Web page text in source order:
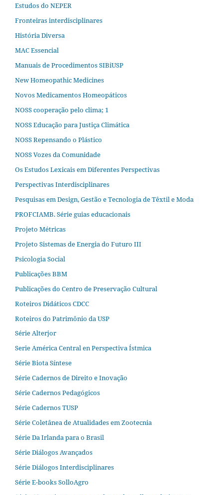
Estudos do NEPER
Fronteiras interdisciplinares
História Diversa
MAC Essencial
Manuais de Procedimentos SIBiUSP
New Homeopathic Medicines
Novos Medicamentos Homeopáticos
NOSS cooperação pelo clima; 1
NOSS Educação para Justiça Climática
NOSS Repensando o Plástico
NOSS Vozes da Comunidade
Os Estudos Lexicais em Diferentes Perspectivas
Perspectivas Interdisciplinares
Pesquisas em Design, Gestão e Tecnologia de Têxtil e Moda
PROFCIAMB. Série guias educacionais
Projeto Métricas
Projeto Sistemas de Energia do Futuro III
Psicologia Social
Publicações BBM
Publicações do Centro de Preservação Cultural
Roteiros Didáticos CDCC
Roteiros do Patrimônio da USP
Série Alterjor
Serie América Central en Perspectiva Ístmica
Série Biota Síntese
Série Cadernos de Direito e Inovação
Série Cadernos Pedagógicos
Série Cadernos TUSP
Série Coletânea de Atualidades em Zootecnia
Série Da Irlanda para o Brasil
Série Diálogos Avançados
Série Diálogos Interdisciplinares
Série E-books SolloAgro